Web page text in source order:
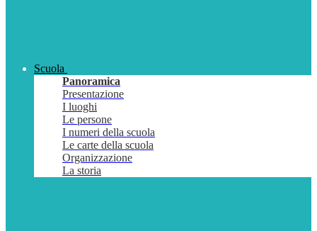
Scuola
Panoramica
Presentazione
I luoghi
Le persone
I numeri della scuola
Le carte della scuola
Organizzazione
La storia